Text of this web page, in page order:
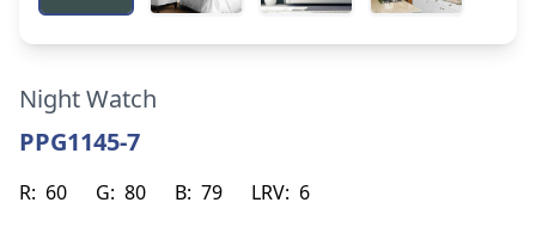
Night Watch
PPG1145-7
R: 60 G: 80 B: 79 LRV: 6